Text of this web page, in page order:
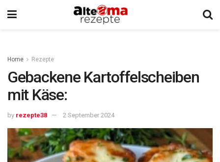
Home Rezepte
Gebackene Kartoffelscheiben
mit Käse:
by rezepte38 2 September 2024